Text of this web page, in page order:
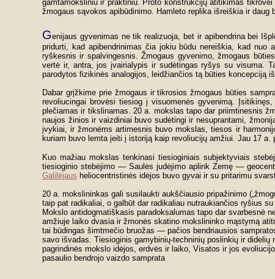
gamtamoksliniu ir praktiniu. Proto konstrukcijų atitikimas
žmogaus sąvokos apibūdinimo. Hamleto replika išreiškia ir
Genijaus gyvenimas ne tik realizuoja, bet ir apibendrina bei
pridurti, kad apibendrinimas čia jokiu būdu nereiškia, kad nuo
ryškesnis ir spalvingesnis. Žmogaus gyvenimo, žmogaus
vertė ir, antra, jos įvairialypis ir sudėtingas ryšys su visuma.
parodytos fizikinės analogijos, leidžiančios tą būties koncepciją
Dabar grįžkime prie žmogaus ir tikrosios žmogaus būties
revoliucingai brovėsi tiesiog į visuomenės gyvenimą.
plečiamas ir tikslinamas. 20 a. mokslas tapo dar priimtinesnis
naujos žinios ir vaizdiniai buvo sudėtingi ir nesuprantami,
įvykiai, ir žmonėms artimesnis buvo mokslas, tiesos ir
kuriam buvo lemta įeiti į istoriją kaip revoliucijų amžiui. Jau 17
Kuo mažiau mokslas tenkinasi tiesioginiais subjektyviais
tiesioginio stebėjimo — Saulės judėjimo aplink Zemę —
Galilėjaus heliocentristinės idėjos buvo gyvai ir su pritarimu
20 a. mokslininkas gali susilaukti aukščiausio pripažinimo
taip pat radikaliai, o galbūt dar radikaliau nutraukiančios ryšius
Mokslo antidogmatiškasis paradoksalumas tapo dar svarbesnė
amžiuje laiko dvasia ir žmonės skatino mokslininko mąstymą
tai būdingas šimtmečio bruožas — pačios bendriausios
savo išvadas. Tiesioginis gamybinių-techninių poslinkių ir
pagrindinės mokslo idėjos, erdvės ir laiko, Visatos ir jos
pasaulio bendrojo vaizdo samprata